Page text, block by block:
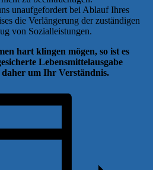
unaufgefordert bei Ablauf Ihres
die Verlängerung der zuständigen
von Sozialleistungen.
hart klingen mögen, so ist es
Lebensmittelausgabe
um Ihr Verständnis.